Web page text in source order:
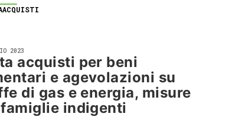
2023
acquisti per beni
e agevolazioni su
di gas e energia, misure
indigenti